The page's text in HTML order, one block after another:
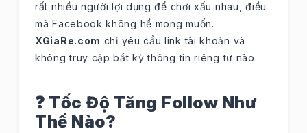
rất nhiều người lợi dụng để chơi xấu nhau, điều
mà Facebook không hề mong muốn.
XGiaRe.com chỉ yêu cầu link tài khoản và
không truy cập bất kỳ thông tin riêng tư nào.
❓ Tốc Độ Tăng Follow Như
Thế Nào?